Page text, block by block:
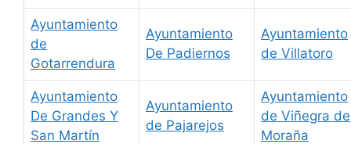
Ayuntamiento
de
Gotarrendura
Ayuntamiento
De Padiernos
Ayuntamiento
de Villatoro
Ayuntamiento
De Grandes Y
San Martín
Ayuntamiento
de Pajarejos
Ayuntamiento
de Viñegra de
Moraña